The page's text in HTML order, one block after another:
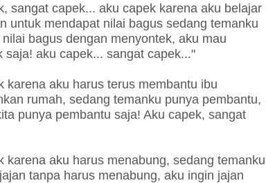
sangat capek... aku capek karena aku belajar
untuk mendapat nilai bagus sedang temanku
bagus dengan menyontek, aku mau
saja! aku capek... sangat capek..."
karena aku harus terus membantu ibu
rumah, sedang temanku punya pembantu,
punya pembantu saja! Aku capek, sangat
karena aku harus menabung, sedang temanku
tanpa harus menabung, aku ingin jajan